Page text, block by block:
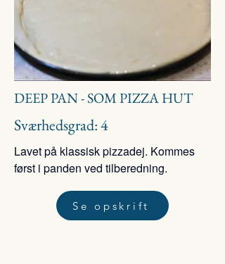
DEEP PAN - SOM PIZZA HUT
Sværhedsgrad: 4
Lavet på klassisk pizzadej. Kommes
først i panden ved tilberedning.
Se opskrift